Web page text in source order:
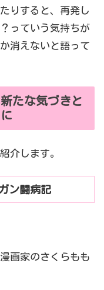
りすると、再発し
っていう気持ちが
消えないと語って
たな気づきと
介します。
ン闘病記
画家のさくらもも